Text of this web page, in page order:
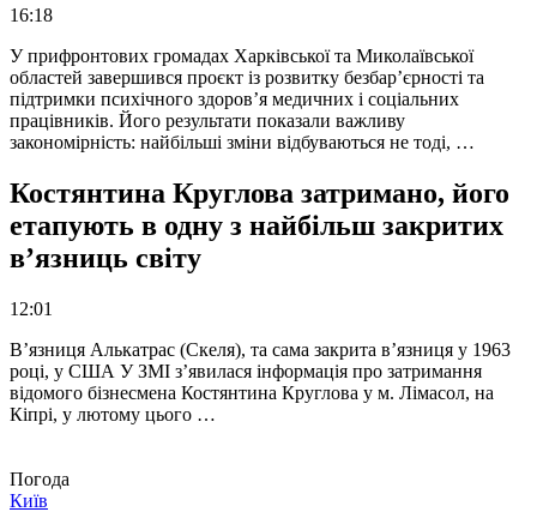
16:18
У прифронтових громадах Харківської та Миколаївської
областей завершився проєкт із розвитку безбар’єрності та
підтримки психічного здоров’я медичних і соціальних
працівників. Його результати показали важливу
закономірність: найбільші зміни відбуваються не тоді, …
Костянтина Круглова затримано, його
етапують в одну з найбільш закритих
в’язниць світу
12:01
В’язниця Алькатрас (Скеля), та сама закрита в’язниця у 1963
році, у США У ЗМІ з’явилася інформація про затримання
відомого бізнесмена Костянтина Круглова у м. Лімасол, на
Кіпрі, у лютому цього …
Погода
Київ